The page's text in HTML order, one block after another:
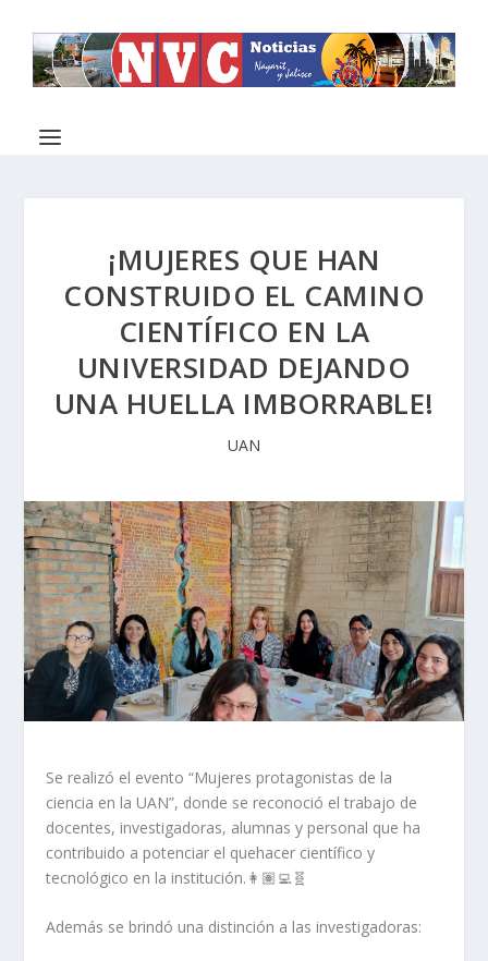
¡MUJERES QUE HAN
CONSTRUIDO EL CAMINO
CIENTÍFICO EN LA
UNIVERSIDAD DEJANDO
UNA HUELLA IMBORRABLE!
UAN
Se realizó el evento “Mujeres protagonistas de la
ciencia en la UAN”, donde se reconoció el trabajo de
docentes, investigadoras, alumnas y personal que ha
contribuido a potenciar el quehacer científico y
tecnológico en la institución.👩🏽‍💻🧬
Además se brindó una distinción a las investigadoras: